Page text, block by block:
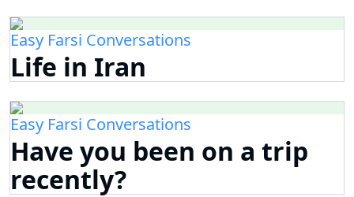
Easy Farsi Conversations
Life in Iran
Easy Farsi Conversations
Have you been on a trip
recently?